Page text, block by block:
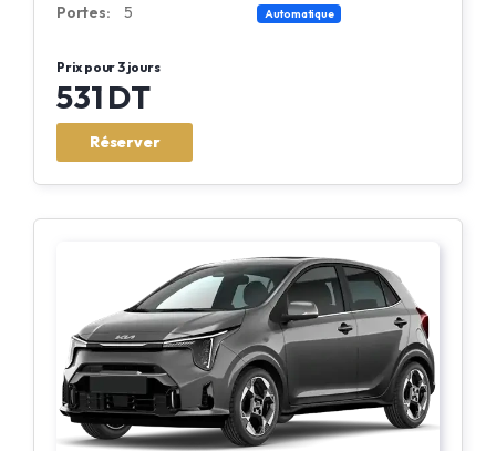
Portes:
5 Automatique
Prix pour 3 jours
531 DT
Réserver